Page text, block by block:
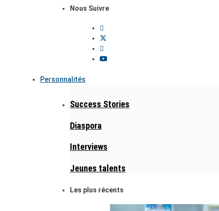
Nous Suivre
Personnalités
Success Stories
Diaspora
Interviews
Jeunes talents
Les plus récents